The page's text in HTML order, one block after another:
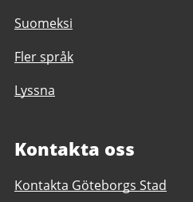
Suomeksi
Fler språk
Lyssna
Kontakta oss
Kontakta Göteborgs Stad